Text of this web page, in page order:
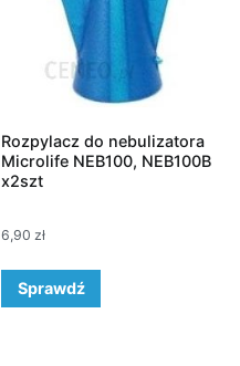
Rozpylacz do nebulizatora
Microlife NEB100, NEB100B
x2szt
6,90 zł
Sprawdź